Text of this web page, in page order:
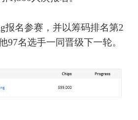
报名参赛，并以筹码排名第2
97名选手一同晋级下一轮。